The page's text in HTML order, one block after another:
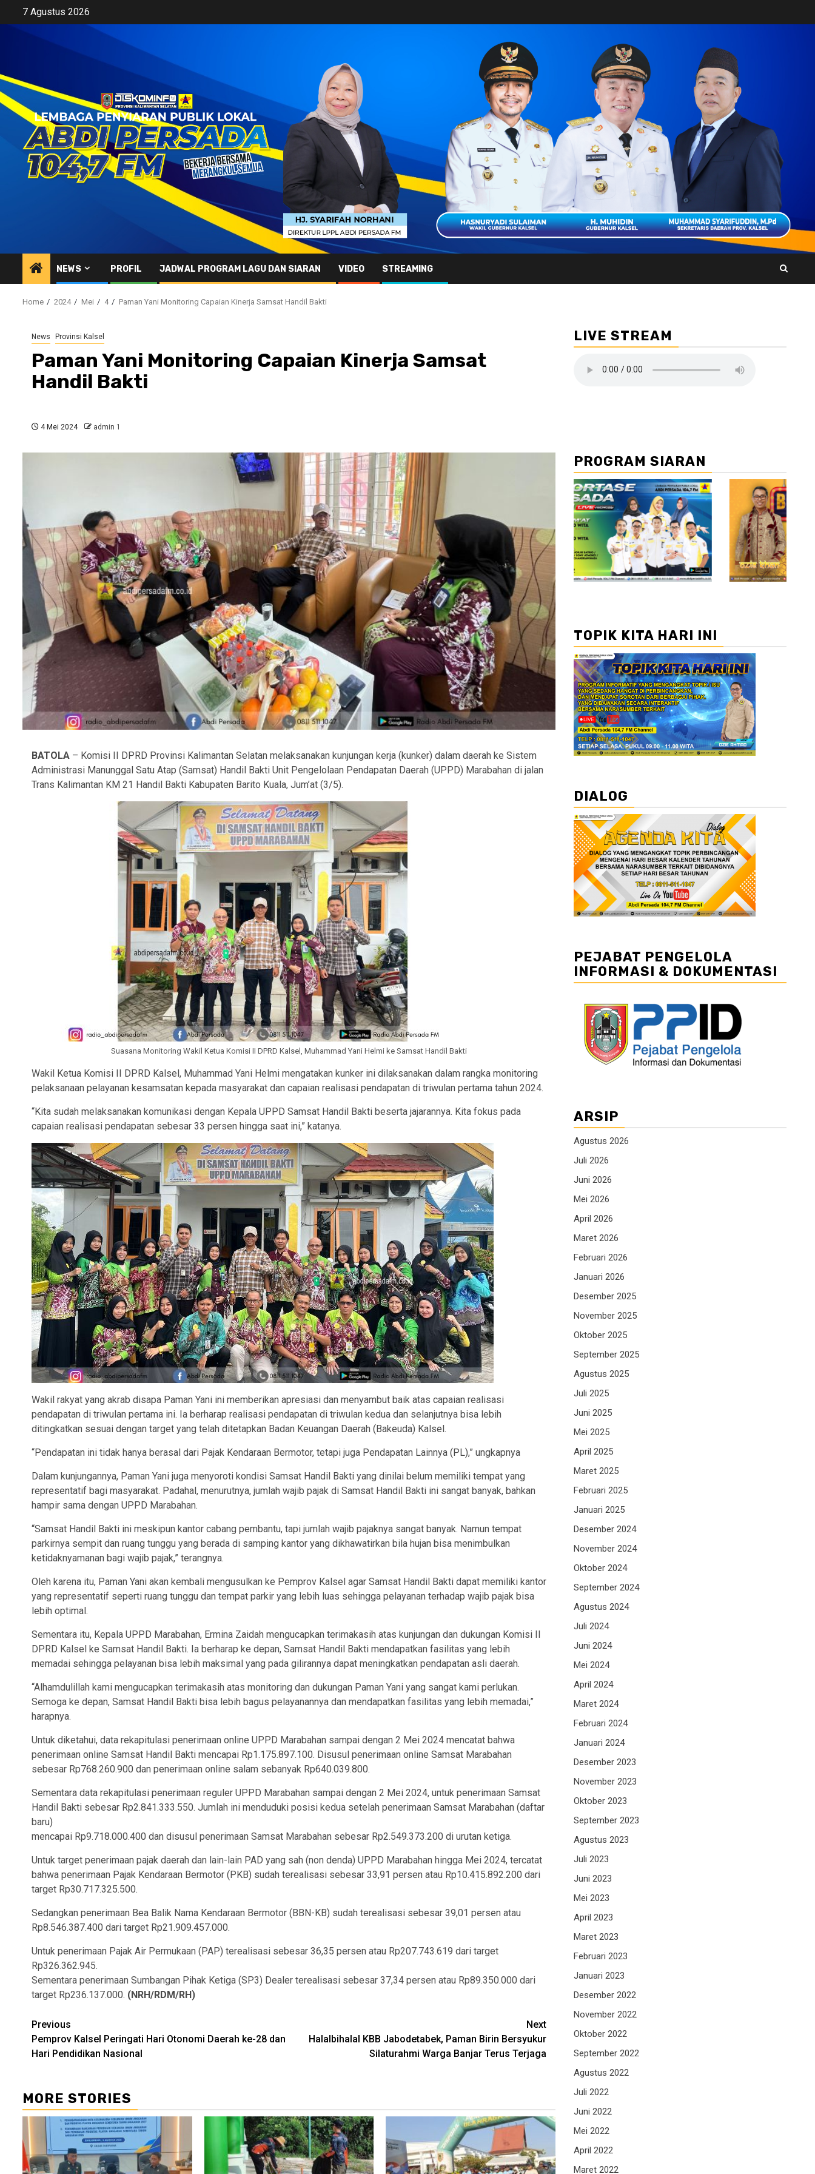
content
7 Agustus 2026
NEWS PROFIL JADWAL PROGRAM LAGU DAN SIARAN VIDEO STREAMING
Home 2024 Mei 4 Paman Yani Monitoring Capaian Kinerja Samsat Handil Bakti
News Provinsi Kalsel
Paman Yani Monitoring Capaian Kinerja Samsat
Handil Bakti
4 Mei 2024 admin 1
BATOLA – Komisi II DPRD Provinsi Kalimantan Selatan melaksanakan kunjungan kerja (kunker) dalam daerah ke Sistem
Administrasi Manunggal Satu Atap (Samsat) Handil Bakti Unit Pengelolaan Pendapatan Daerah (UPPD) Marabahan di jalan
Trans Kalimantan KM 21 Handil Bakti Kabupaten Barito Kuala, Jum’at (3/5).
Suasana Monitoring Wakil Ketua Komisi II DPRD Kalsel, Muhammad Yani Helmi ke Samsat Handil Bakti
Wakil Ketua Komisi II DPRD Kalsel, Muhammad Yani Helmi mengatakan kunker ini dilaksanakan dalam rangka monitoring
pelaksanaan pelayanan kesamsatan kepada masyarakat dan capaian realisasi pendapatan di triwulan pertama tahun 2024.
“Kita sudah melaksanakan komunikasi dengan Kepala UPPD Samsat Handil Bakti beserta jajarannya. Kita fokus pada
capaian realisasi pendapatan sebesar 33 persen hingga saat ini,” katanya.
Wakil rakyat yang akrab disapa Paman Yani ini memberikan apresiasi dan menyambut baik atas capaian realisasi
pendapatan di triwulan pertama ini. Ia berharap realisasi pendapatan di triwulan kedua dan selanjutnya bisa lebih
ditingkatkan sesuai dengan target yang telah ditetapkan Badan Keuangan Daerah (Bakeuda) Kalsel.
“Pendapatan ini tidak hanya berasal dari Pajak Kendaraan Bermotor, tetapi juga Pendapatan Lainnya (PL),” ungkapnya
Dalam kunjungannya, Paman Yani juga menyoroti kondisi Samsat Handil Bakti yang dinilai belum memiliki tempat yang
representatif bagi masyarakat. Padahal, menurutnya, jumlah wajib pajak di Samsat Handil Bakti ini sangat banyak, bahkan
hampir sama dengan UPPD Marabahan.
“Samsat Handil Bakti ini meskipun kantor cabang pembantu, tapi jumlah wajib pajaknya sangat banyak. Namun tempat
parkirnya sempit dan ruang tunggu yang berada di samping kantor yang dikhawatirkan bila hujan bisa menimbulkan
ketidaknyamanan bagi wajib pajak,” terangnya.
Oleh karena itu, Paman Yani akan kembali mengusulkan ke Pemprov Kalsel agar Samsat Handil Bakti dapat memiliki kantor
yang representatif seperti ruang tunggu dan tempat parkir yang lebih luas sehingga pelayanan terhadap wajib pajak bisa
lebih optimal.
Sementara itu, Kepala UPPD Marabahan, Ermina Zaidah mengucapkan terimakasih atas kunjungan dan dukungan Komisi II
DPRD Kalsel ke Samsat Handil Bakti. Ia berharap ke depan, Samsat Handil Bakti mendapatkan fasilitas yang lebih
memadai sehingga pelayanan bisa lebih maksimal yang pada gilirannya dapat meningkatkan pendapatan asli daerah.
“Alhamdulillah kami mengucapkan terimakasih atas monitoring dan dukungan Paman Yani yang sangat kami perlukan.
Semoga ke depan, Samsat Handil Bakti bisa lebih bagus pelayanannya dan mendapatkan fasilitas yang lebih memadai,”
harapnya.
Untuk diketahui, data rekapitulasi penerimaan online UPPD Marabahan sampai dengan 2 Mei 2024 mencatat bahwa
penerimaan online Samsat Handil Bakti mencapai Rp1.175.897.100. Disusul penerimaan online Samsat Marabahan
sebesar Rp768.260.900 dan penerimaan online salam sebanyak Rp640.039.800.
Sementara data rekapitulasi penerimaan reguler UPPD Marabahan sampai dengan 2 Mei 2024, untuk penerimaan Samsat
Handil Bakti sebesar Rp2.841.333.550. Jumlah ini menduduki posisi kedua setelah penerimaan Samsat Marabahan (daftar
baru)
mencapai Rp9.718.000.400 dan disusul penerimaan Samsat Marabahan sebesar Rp2.549.373.200 di urutan ketiga.
Untuk target penerimaan pajak daerah dan lain-lain PAD yang sah (non denda) UPPD Marabahan hingga Mei 2024, tercatat
bahwa penerimaan Pajak Kendaraan Bermotor (PKB) sudah terealisasi sebesar 33,91 persen atau Rp10.415.892.200 dari
target Rp30.717.325.500.
Sedangkan penerimaan Bea Balik Nama Kendaraan Bermotor (BBN-KB) sudah terealisasi sebesar 39,01 persen atau
Rp8.546.387.400 dari target Rp21.909.457.000.
Untuk penerimaan Pajak Air Permukaan (PAP) terealisasi sebesar 36,35 persen atau Rp207.743.619 dari target
Rp326.362.945.
Sementara penerimaan Sumbangan Pihak Ketiga (SP3) Dealer terealisasi sebesar 37,34 persen atau Rp89.350.000 dari
target Rp236.137.000. (NRH/RDM/RH)
Continue
Reading
Previous
Pemprov Kalsel Peringati Hari Otonomi Daerah ke-28 dan
Hari Pendidikan Nasional
Next
Halalbihalal KBB Jabodetabek, Paman Birin Bersyukur
Silaturahmi Warga Banjar Terus Terjaga
MORE STORIES
LIVE STREAM
PROGRAM SIARAN
//2
TOPIK KITA HARI INI
DIALOG
PEJABAT PENGELOLA
INFORMASI & DOKUMENTASI
ARSIP
Agustus 2026
Juli 2026
Juni 2026
Mei 2026
April 2026
Maret 2026
Februari 2026
Januari 2026
Desember 2025
November 2025
Oktober 2025
September 2025
Agustus 2025
Juli 2025
Juni 2025
Mei 2025
April 2025
Maret 2025
Februari 2025
Januari 2025
Desember 2024
November 2024
Oktober 2024
September 2024
Agustus 2024
Juli 2024
Juni 2024
Mei 2024
April 2024
Maret 2024
Februari 2024
Januari 2024
Desember 2023
November 2023
Oktober 2023
September 2023
Agustus 2023
Juli 2023
Juni 2023
Mei 2023
April 2023
Maret 2023
Februari 2023
Januari 2023
Desember 2022
November 2022
Oktober 2022
September 2022
Agustus 2022
Juli 2022
Juni 2022
Mei 2022
April 2022
Maret 2022